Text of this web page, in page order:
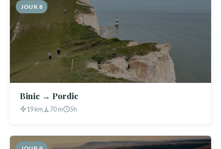
JOUR 8
Binic → Pordic
19 km 70 m 5h